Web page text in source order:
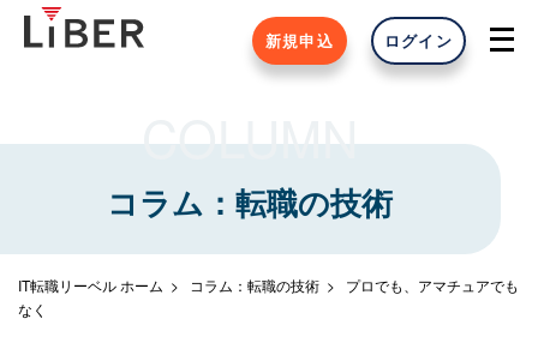
新規申込 ログイン
COLUMN
コラム：転職の技術
IT転職リーベル ホーム コラム：転職の技術
プロでも、アマチュアでも
なく